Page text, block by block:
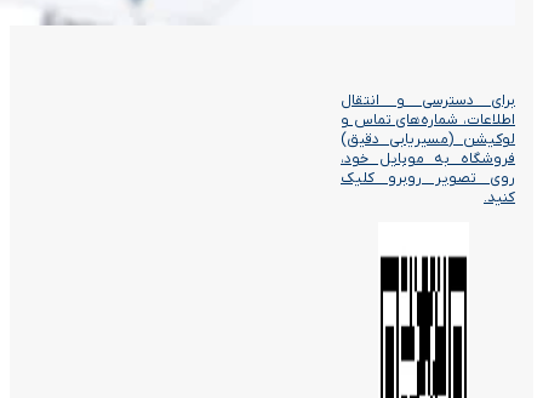
برای دسترسی و انتقال
اطلاعات، شماره‌های تماس و
لوکیشن (مسیریابی دقیق)
فروشگاه به موبایل خود،
روی تصویر روبرو کلیک
کنید.